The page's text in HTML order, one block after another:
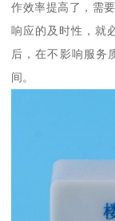
作效率提高了，需
响应的及时性，就
后，在不影响服务
间。